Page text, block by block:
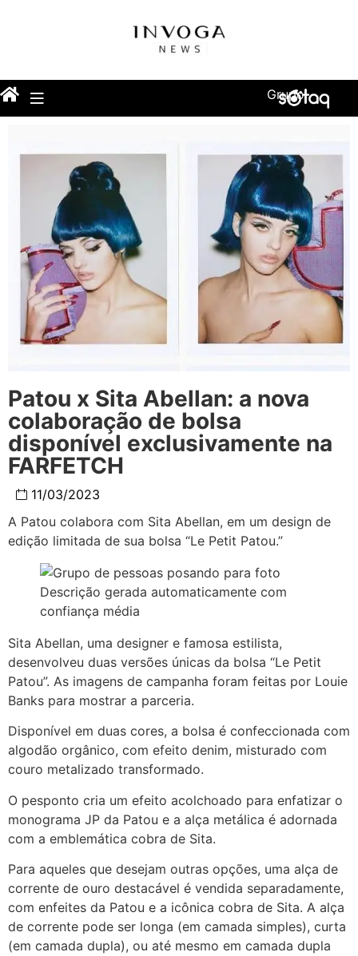
Grupo
Patou x Sita Abellan: a nova
colaboração de bolsa
disponível exclusivamente na
FARFETCH
11/03/2023
A Patou colabora com Sita Abellan, em um design de
edição limitada de sua bolsa “Le Petit Patou.”
Sita Abellan, uma designer e famosa estilista,
desenvolveu duas versões únicas da bolsa “Le Petit
Patou”. As imagens de campanha foram feitas por Louie
Banks para mostrar a parceria.
Disponível em duas cores, a bolsa é confeccionada com
algodão orgânico, com efeito denim, misturado com
couro metalizado transformado.
O pesponto cria um efeito acolchoado para enfatizar o
monograma JP da Patou e a alça metálica é adornada
com a emblemática cobra de Sita.
Para aqueles que desejam outras opções, uma alça de
corrente de ouro destacável é vendida separadamente,
com enfeites da Patou e a icônica cobra de Sita. A alça
de corrente pode ser longa (em camada simples), curta
(em camada dupla), ou até mesmo em camada dupla